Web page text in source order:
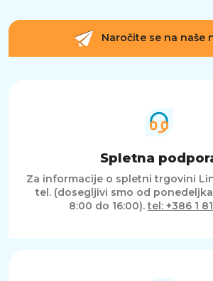
Naročite se na naše
Spletna
Za informacije o spletni trgovini
tel. (dosegljivi smo od
8:00 do 16:00).tel: +386 1